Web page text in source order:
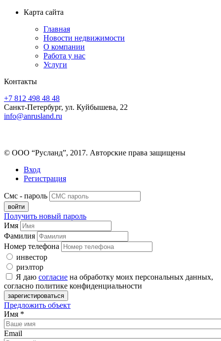
Карта сайта
Главная
Новости недвижимости
О компании
Работа у нас
Услуги
Контакты
+7 812 498 48 48
Санкт-Петербург, ул. Куйбышева, 22
info@anrusland.ru
© ООО “Русланд”, 2017. Авторские права защищены
Вход
Регистрация
Смс - пароль
Получить новый пароль
Имя
Фамилия
Номер телефона
инвестор
риэлтор
Я даю согласие на обработку моих персональных данных,
согласно политике конфиденциальности
Предложить объект
Имя *
Email